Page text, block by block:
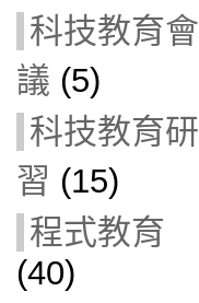
科技教育會
議 (5)
科技教育研
習 (15)
程式教育
(40)